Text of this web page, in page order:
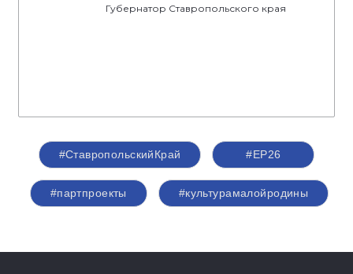
Губернатор Ставропольского края
#СтавропольскийКрай #ЕР26
#партпроекты #культурамалойродины